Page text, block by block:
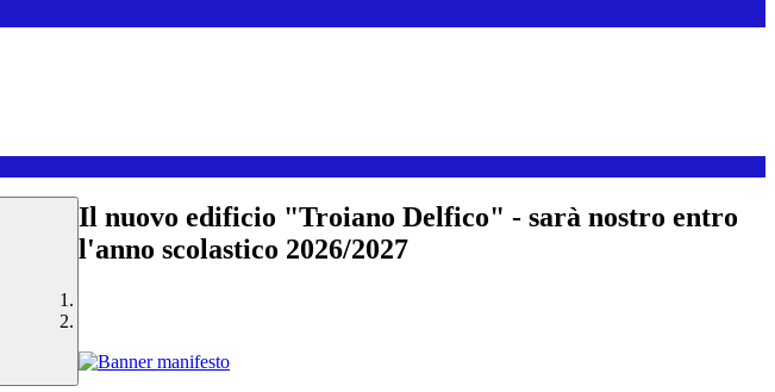
Il nuovo edificio "Troiano Delfico" - sarà nostro entro
l'anno scolastico 2026/2027